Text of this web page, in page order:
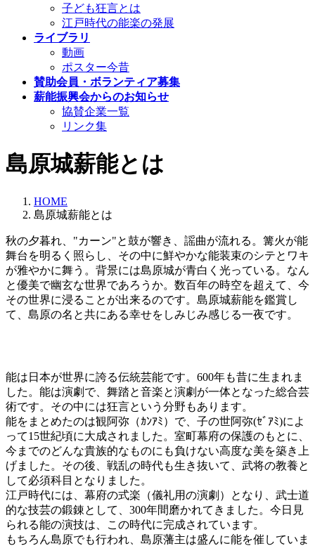
子ども狂言とは
江戸時代の能楽の発展
ライブラリ
動画
ポスター今昔
賛助会員・ボランティア募集
薪能振興会からのお知らせ
協賛企業一覧
リンク集
島原城薪能とは
HOME
島原城薪能とは
秋の夕暮れ、"カーン"と鼓が響き、謡曲が流れる。篝火が能
舞台を明るく照らし、その中に鮮やかな能装束のシテとワキ
が雅やかに舞う。背景には島原城が青白く光っている。なん
と優美で幽玄な世界であろうか。数百年の時空を超えて、今
その世界に浸ることが出来るのです。島原城薪能を鑑賞し
て、島原の名と共にある幸せをしみじみ感じる一夜です。
能は日本が世界に誇る伝統芸能です。600年も昔に生まれま
した。能は演劇で、舞踏と音楽と演劇が一体となった総合芸
術です。その中には狂言という分野もあります。
能をまとめたのは観阿弥（ｶﾝｱﾐ）で、子の世阿弥(ｾﾞｱﾐ)によ
って15世紀頃に大成されました。室町幕府の保護のもとに、
今までのどんな貴族的なものにも負けない高度な美を築き上
げました。その後、戦乱の時代も生き抜いて、武将の教養と
して必須科目となりました。
江戸時代には、幕府の式楽（儀礼用の演劇）となり、武士道
的な技芸の鍛錬として、300年間磨かれてきました。今日見
られる能の演技は、この時代に完成されています。
もちろん島原でも行われ、島原藩主は盛んに能を催していま